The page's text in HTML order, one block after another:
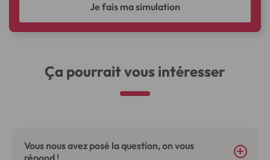
Je fais ma simulation
Ça pourrait vous intéresser
Vous nous avez posé la question, on vous